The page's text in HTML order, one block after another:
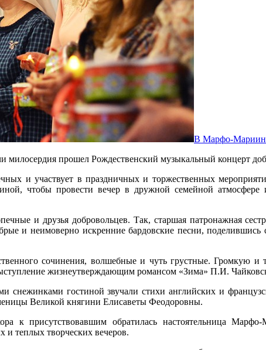
В Марфо-
милосердия прошел Рождественский музыкальный концерт
и участвует в праздничных и торжественных
чтобы провести вечер в дружной семейной атмосфере
и друзья добровольцев. Так, старшая патронажная
и неимоверно искренние бардовские песни,
сочинения, волшебные и чуть грустные. Громкую
жизнеутверждающим романсом «Зима» П.И.
гостиной звучали стихи английских и
Великой княгини Елисаветы Феодоровны.
к присутствовавшим обратилась настоятельница
и теплых творческих вечеров.